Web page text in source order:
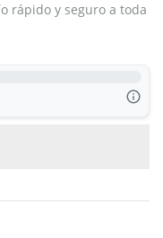
rápido y seguro a toda